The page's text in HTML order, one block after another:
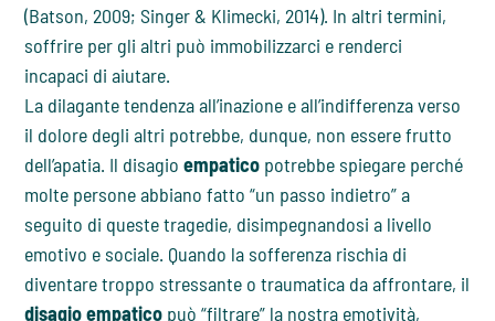
(Batson, 2009; Singer & Klimecki, 2014). In altri termini,
soffrire per gli altri può immobilizzarci e renderci
incapaci di aiutare.
La dilagante tendenza all’inazione e all’indifferenza verso
il dolore degli altri potrebbe, dunque, non essere frutto
dell’apatia. Il disagioempatico potrebbe spiegare perché
molte persone abbiano fatto “un passo indietro” a
seguito di queste tragedie, disimpegnandosi a livello
emotivo e sociale. Quando la sofferenza rischia di
diventare troppo stressante o traumatica da affrontare, il
disagio empatico può “filtrare” la nostra emotività,